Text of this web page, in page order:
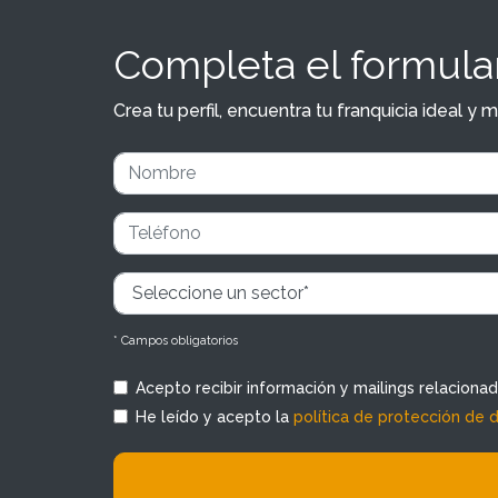
Completa el
Crea tu perfil, encuentra tu franquicia ideal y
* Campos obligatorios
Acepto recibir información y mailings
He leído y acepto la política de protección de